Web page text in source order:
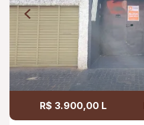
R$ 3.900,00 L